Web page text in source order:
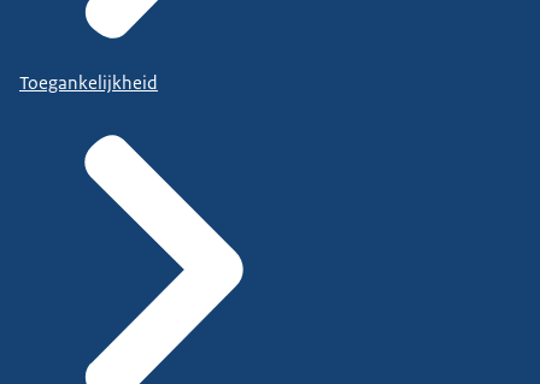
Toegankelijkheid